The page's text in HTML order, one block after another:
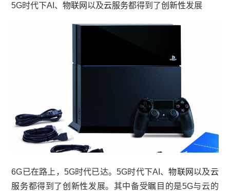
5G时代下AI、物联网 以及云服务都得到了创新性发展
6G已在路上，5G时代已达。5G时代下AI、物联网 以及云
服务都得到了创新性发展。其中备受瞩目的是5G与云的